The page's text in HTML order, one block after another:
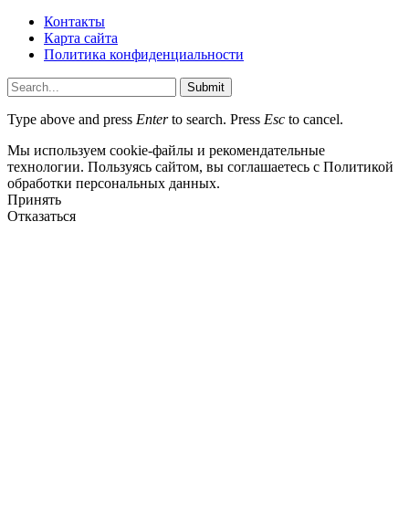
Контакты
Карта сайта
Политика конфиденциальности
Submit
Type above and press Enterto search. Press Esc to cancel.
Мы используем cookie-файлы и рекомендательные
технологии. Пользуясь сайтом, вы соглашаетесь с Политикой
обработки персональных данных.
Принять
Отказаться